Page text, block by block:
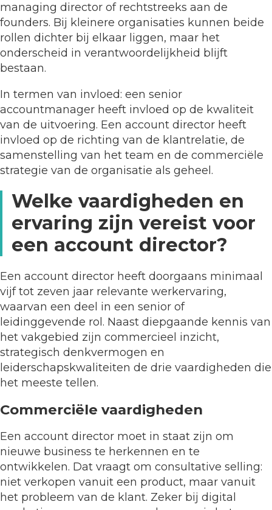
managing director of rechtstreeks aan de
founders. Bij kleinere organisaties kunnen beide
rollen dichter bij elkaar liggen, maar het
onderscheid in verantwoordelijkheid blijft
bestaan.
In termen van invloed: een senior
accountmanager heeft invloed op de kwaliteit
van de uitvoering. Een account director heeft
invloed op de richting van de klantrelatie, de
samenstelling van het team en de commerciële
strategie van de organisatie als geheel.
Welke vaardigheden en
ervaring zijn vereist voor
een account director?
Een account director heeft doorgaans minimaal
vijf tot zeven jaar relevante werkervaring,
waarvan een deel in een senior of
leidinggevende rol. Naast diepgaande kennis van
het vakgebied zijn commercieel inzicht,
strategisch denkvermogen en
leiderschapskwaliteiten de drie vaardigheden die
het meeste tellen.
Commerciële vaardigheden
Een account director moet in staat zijn om
nieuwe business te herkennen en te
ontwikkelen. Dat vraagt om consultative selling:
niet verkopen vanuit een product, maar vanuit
het probleem van de klant. Zeker bij digital